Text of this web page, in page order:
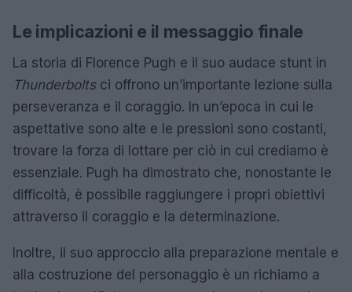
Le implicazioni e il messaggio finale
La storia di Florence Pugh e il suo audace stunt in
Thunderboltsci offrono un’importante lezione sulla
perseveranza e il coraggio. In un’epoca in cui le
aspettative sono alte e le pressioni sono costanti,
trovare la forza di lottare per ciò in cui crediamo è
essenziale. Pugh ha dimostrato che, nonostante le
difficoltà, è possibile raggiungere i propri obiettivi
attraverso il coraggio e la determinazione.
Inoltre, il suo approccio alla preparazione mentale e
alla costruzione del personaggio è un richiamo a